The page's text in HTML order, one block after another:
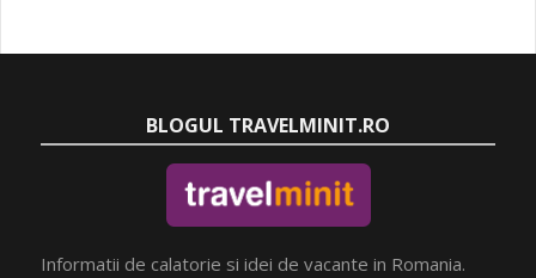
BLOGUL TRAVELMINIT.RO
Informatii de calatorie si idei de vacante in Romania.